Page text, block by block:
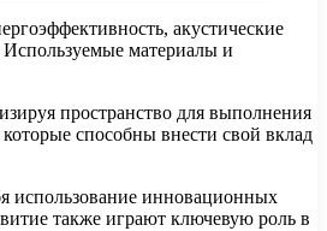
акустические
материалы и
пространство для выполнения
способны внести свой вклад
использование инновационных
также играют ключевую роль в